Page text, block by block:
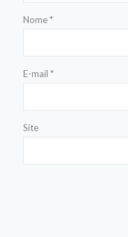
Nome*
E-mail *
Site